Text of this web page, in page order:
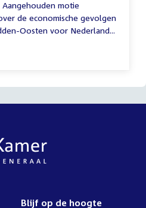
motie
de economische gevolgen
Oosten voor Nederland...
Blijf op de hoogte